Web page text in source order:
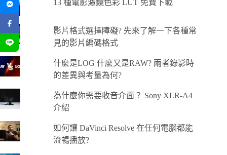
13 種電影濾鏡色彩 LUT 免費下載
影片格式選擇障礙? 先來了解一下各種常
見的影片編碼格式
什麼是LOG 什麼又是RAW? 兩者錄影時
的差異與考量為何?
為什麼你需要收音介面？ Sony XLR-A4
介紹
如何讓 DaVinci Resolve 在任何電腦都能
流暢播放?